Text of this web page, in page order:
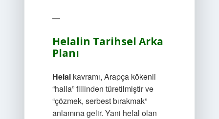
—
Helalin Tarihsel Arka
Planı
Helalkavramı, Arapça kökenli
“halla” fiilinden türetilmiştir ve
“çözmek, serbest bırakmak”
anlamına gelir. Yani helal olan